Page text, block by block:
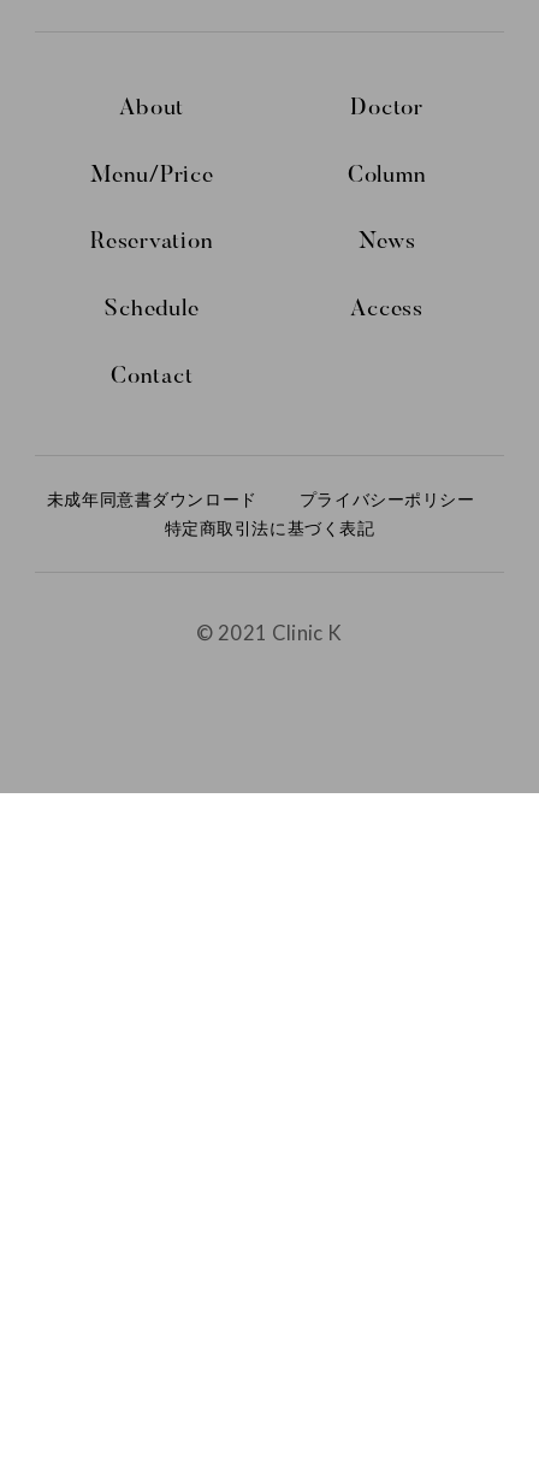
About Doctor
Menu/Price Column
Reservation News
Schedule Access
Contact
未成年同意書ダウンロード
プライバシーポリシー
特定商取引法に基づく表記
© 2021 Clinic K